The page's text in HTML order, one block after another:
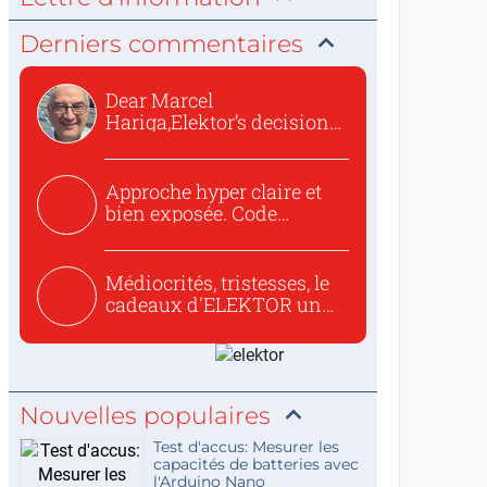
Derniers commentaires
Dear Marcel
Hariga,Elektor’s decision
Approche hyper claire et
bien exposée. Code
Médiocrités, tristesses, le
cadeaux d'ELEKTOR un
Nouvelles populaires
Test d'accus: Mesurer les
capacités de batteries avec
l'Arduino Nano